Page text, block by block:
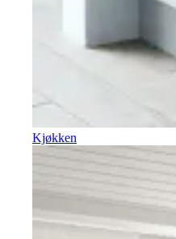
Kjøkken